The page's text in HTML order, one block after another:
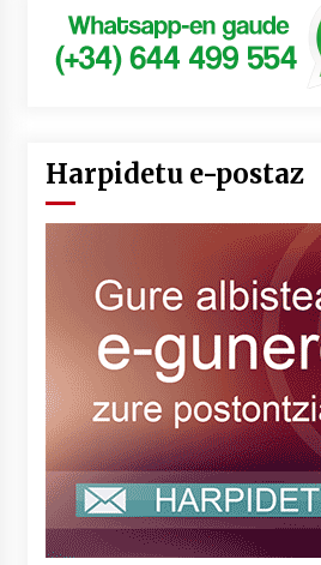
Harpidetu e-postaz